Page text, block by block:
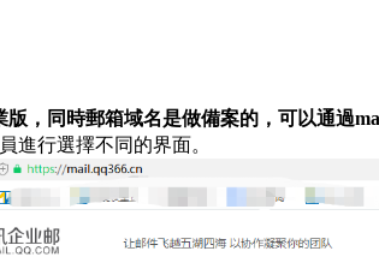
，同時郵箱域名是做備案的，可以通過
進行選擇不同的界面。